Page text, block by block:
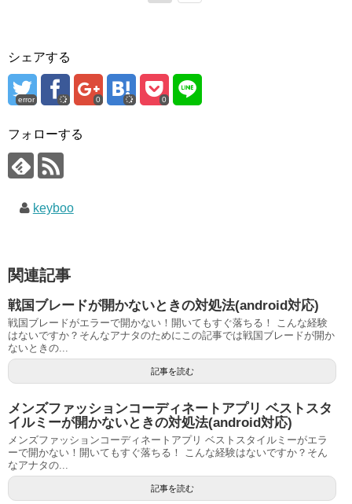
シェアする
error 0 0
フォローする
keyboo
関連記事
戦国ブレードが開かないときの対処法(android対応)
戦国ブレードがエラーで開かない！開いてもすぐ落ちる！ こんな経験
はないですか？そんなアナタのためにこの記事では戦国ブレードが開か
ないときの...
記事を読む
メンズファッションコーディネートアプリ ベストスタ
イルミーが開かないときの対処法(android対応)
メンズファッションコーディネートアプリ ベストスタイルミーがエラ
ーで開かない！開いてもすぐ落ちる！ こんな経験はないですか？そん
なアナタの...
記事を読む